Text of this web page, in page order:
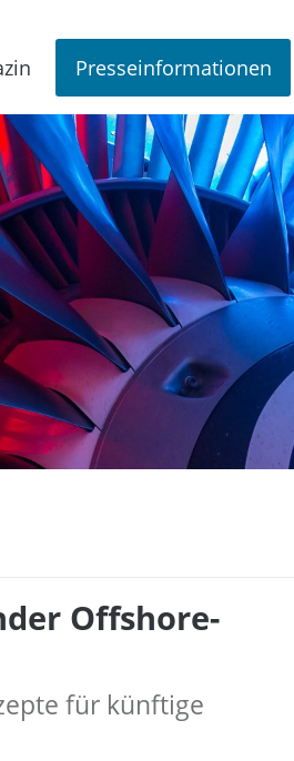
Presseinformationen
Offshore-
für künftige